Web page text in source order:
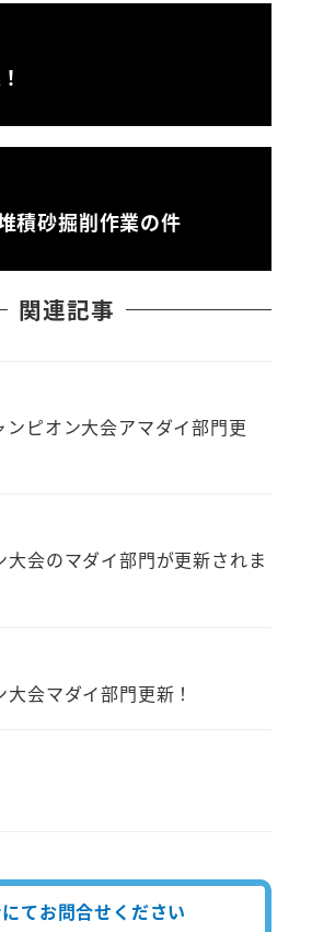
積砂掘削作業の件
関連記事
ンピオン大会アマダイ部門更
大会のマダイ部門が更新されま
会マダイ部門更新！
てお問合せください